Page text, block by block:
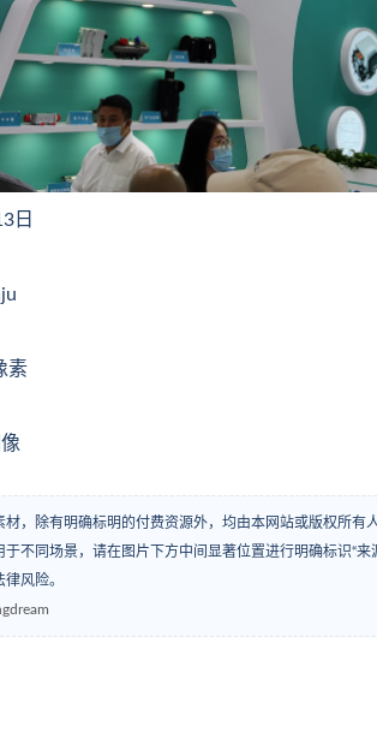
日
素
，除有明确标明的付费资源外，均由本网站或版权所有
不同场景，请在图片下方中间显著位置进行明确标识“
风险。